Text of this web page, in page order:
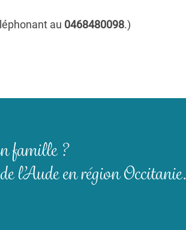
au 0468480098.)
famille ?
l’Aude en région Occitanie.